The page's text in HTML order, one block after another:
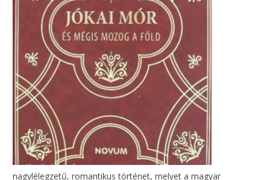
nagylélegzetű, romantikus történet, melyet a magyar